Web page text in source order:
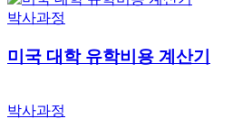
박사과정
미국 대학 유학비용 계산기
박사과정